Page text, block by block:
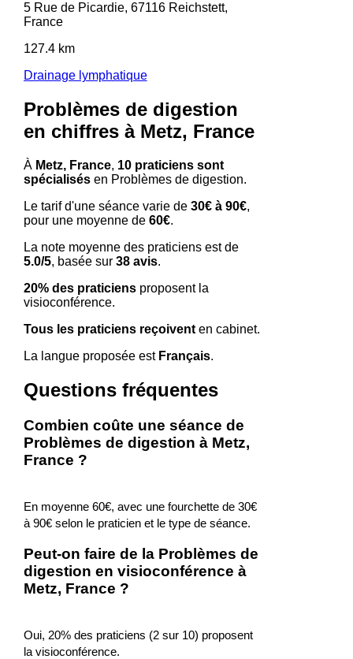
5 Rue de Picardie, 67116 Reichstett,
France
127.4 km
Drainage lymphatique
Problèmes de digestion
en chiffres à Metz, France
À Metz, France, 10 praticiens sont
spécialisésen Problèmes de digestion.
Le tarif d'une séance varie de 30€ à 90€,
pour une moyenne de 60€.
La note moyenne des praticiens est de
5.0/5, basée sur 38 avis.
20% des praticiensproposent la
visioconférence.
Tous les praticiens reçoiventen cabinet.
La langue proposée est Français.
Questions fréquentes
Combien coûte une séance de
Problèmes de digestion à Metz,
France ?
En moyenne 60€, avec une fourchette de 30€
à 90€ selon le praticien et le type de séance.
Peut-on faire de la Problèmes de
digestion en visioconférence à
Metz, France ?
Oui, 20% des praticiens (2 sur 10) proposent
la visioconférence.